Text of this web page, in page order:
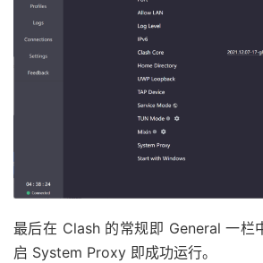
最后在 Clash 的常规即 General 一栏
启 System Proxy 即成功运行。